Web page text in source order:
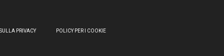
PRIVACY POLICY PER I COOKIE